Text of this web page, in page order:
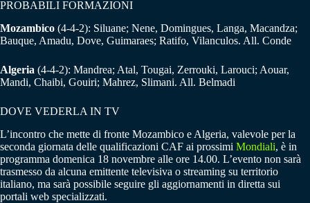
PROBABILI FORMAZIONI
Mozambico (4-4-2): Siluane; Nene, Domingues, Langa, Macandza;
Bauque, Amadu, Dove, Guimaraes; Ratifo, Vilanculos. All. Conde
Algeria (4-4-2): Mandrea; Atal, Tougai, Zerrouki, Larouci; Aouar,
Mandi, Chaibi, Gouiri; Mahrez, Slimani. All. Belmadi
DOVE VEDERLA IN TV
L’incontro che mette di fronte Mozambico e Algeria, valevole per la
seconda giornata delle qualificazioni CAF ai prossimi Mondiali, è in
programma domenica 18 novembre alle ore 14.00. L’evento non sarà
trasmesso da alcuna emittente televisiva o streaming su territorio
italiano, ma sarà possibile seguire gli aggiornamenti in diretta sui
portali web specializzati.